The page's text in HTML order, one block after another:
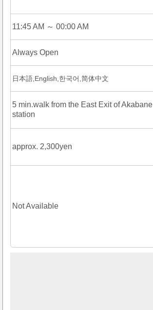
11:45 AM ～ 00:00 AM
Always Open
日本語,English,한국어,简体中文
5 min.walk from the East Exit of Akabane
station
approx. 2,300yen
Not Available